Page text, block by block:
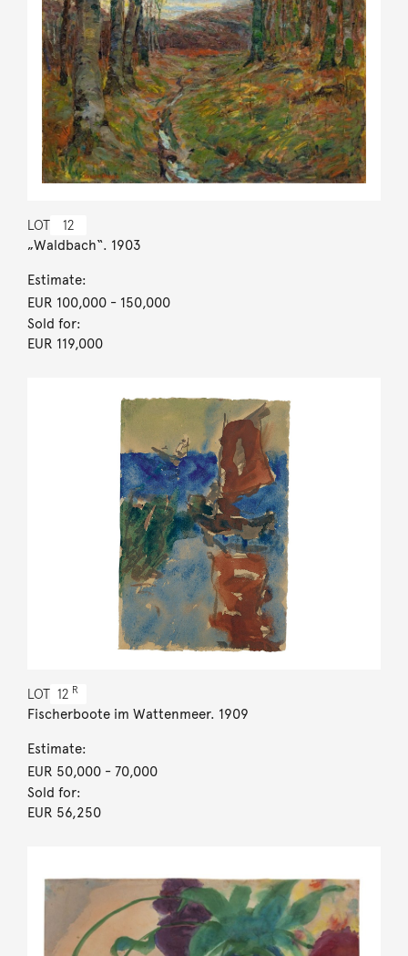
LOT 12
„Waldbach“. 1903
Estimate:
EUR 100,000- 150,000
Sold for:
EUR 119,000
LOT 12 R
Fischerboote im Wattenmeer. 1909
Estimate:
EUR 50,000- 70,000
Sold for:
EUR 56,250